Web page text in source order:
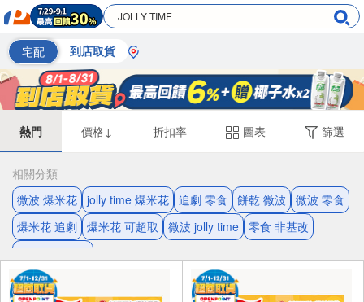
宅配 到店取貨
熱門 價格↓ 折扣率 圖表 篩選
相關分類
微波 爆米花 jolly time 爆米花 追劇 零食 餅乾 微波
微波 零食
爆米花 追劇 爆米花 可超取 微波 jolly time 零食 非基改